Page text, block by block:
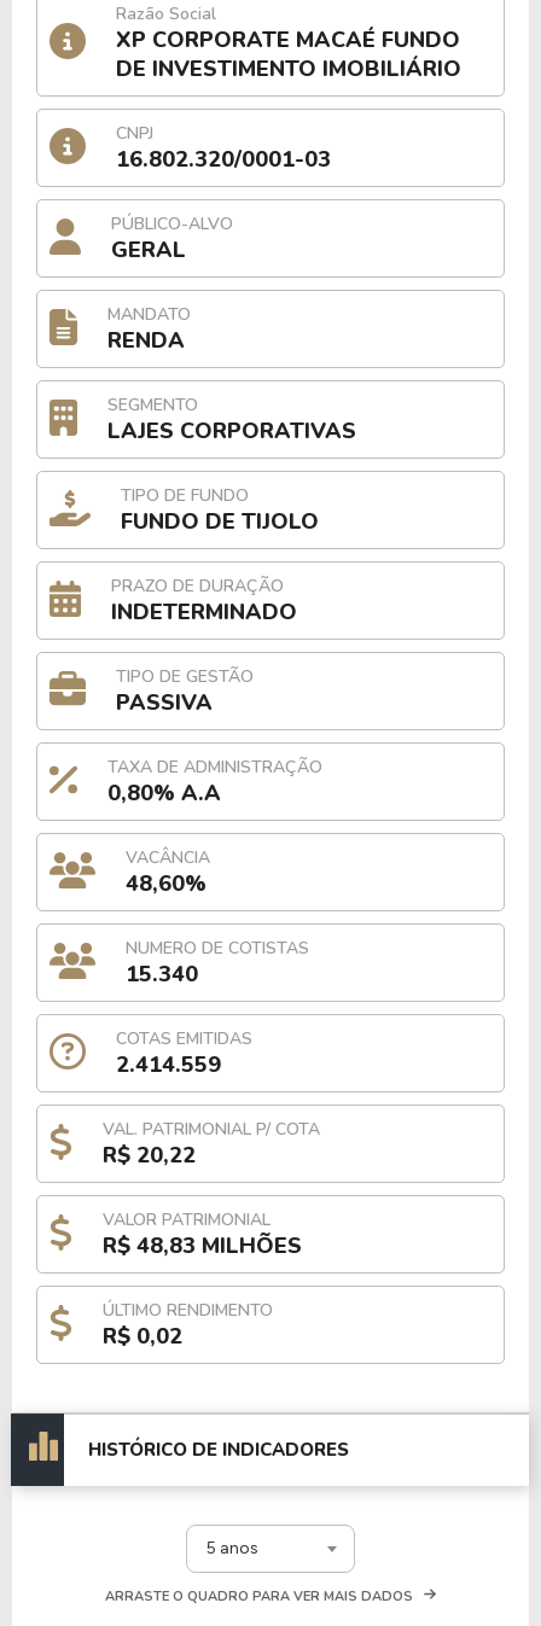
Razão Social
XP CORPORATE MACAÉ FUNDO
DE INVESTIMENTO IMOBILIÁRIO
CNPJ
16.802.320/0001-03
PÚBLICO-ALVO
GERAL
MANDATO
RENDA
SEGMENTO
LAJES CORPORATIVAS
TIPO DE FUNDO
FUNDO DE TIJOLO
PRAZO DE DURAÇÃO
INDETERMINADO
TIPO DE GESTÃO
PASSIVA
TAXA DE ADMINISTRAÇÃO
0,80% A.A
VACÂNCIA
48,60%
NUMERO DE COTISTAS
15.340
COTAS EMITIDAS
2.414.559
VAL. PATRIMONIAL P/ COTA
R$ 20,22
VALOR PATRIMONIAL
R$ 48,83 MILHÕES
ÚLTIMO RENDIMENTO
R$ 0,02
HISTÓRICO DE INDICADORES
5 anos
ARRASTE O QUADRO PARA VER MAIS DADOS